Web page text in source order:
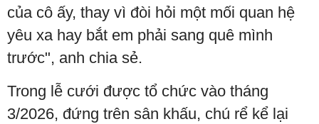
của cô ấy, thay vì đòi hỏi một mối quan hệ
yêu xa hay bắt em phải sang quê mình
trước", anh chia sẻ.
Trong lễ cưới được tổ chức vào tháng
3/2026, đứng trên sân khấu, chú rể kể lại